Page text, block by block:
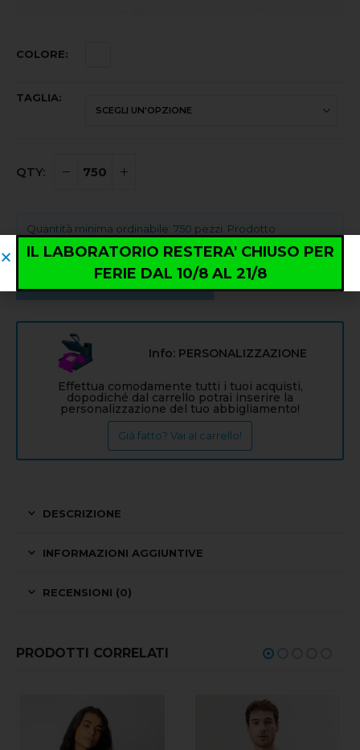
COLORE
TAGLIA
Quantità minima ordinabile: 750 pezzi. Prodotto
AGGIUNGI AL CARRELLO
Info: PERSONALIZZAZIONE
Effettua comodamente tutti i tuoi acquisti,
dopodiché dal carrello potrai inserire la
personalizzazione del tuo abbigliamento!
Già fatto? Vai al carrello!
DESCRIZIONE
INFORMAZIONI AGGIUNTIVE
RECENSIONI (0)
PRODOTTI CORRELATI
IL LABORATORIO RESTERA' CHIUSO PER
FERIE DAL 10/8 AL 21/8